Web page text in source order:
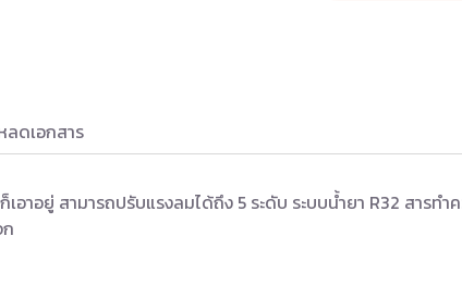
ลดเอกสาร
าอยู่ สามารถปรับแรงลมได้ถึง 5 ระดับ ระบบน้ำยา R32 สารทำ